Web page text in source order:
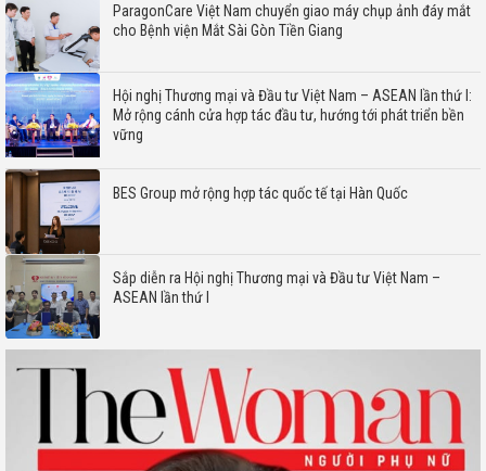
ParagonCare Việt Nam chuyển giao máy chụp ảnh đáy mắt
cho Bệnh viện Mắt Sài Gòn Tiền Giang
Hội nghị Thương mại và Đầu tư Việt Nam – ASEAN lần thứ I:
Mở rộng cánh cửa hợp tác đầu tư, hướng tới phát triển bền
vững
BES Group mở rộng hợp tác quốc tế tại Hàn Quốc
Sắp diễn ra Hội nghị Thương mại và Đầu tư Việt Nam –
ASEAN lần thứ I